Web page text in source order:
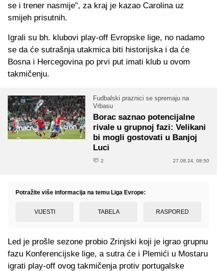
se i trener nasmije", za kraj je kazao Carolina uz
smijeh prisutnih.
Igrali su bh. klubovi play-off Evropske lige, no nadamo
se da će sutrašnja utakmica biti historijska i da će
Bosna i Hercegovina po prvi put imati klub u ovom
takmičenju.
Fudbalski praznici se spremaju na
Vrbasu
Borac saznao potencijalne
rivale u grupnoj fazi: Velikani
bi mogli gostovati u Banjoj
Luci
2 27.08.24. 08:50
Potražite više informacija na temu Liga Evrope:
VIJESTI TABELA RASPORED
Led je prošle sezone probio Zrinjski koji je igrao grupnu
fazu Konferencijske lige, a sutra će i Plemići u Mostaru
igrati play-off ovog takmičenja protiv portugalske